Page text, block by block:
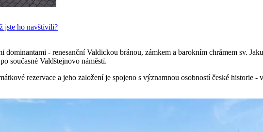
jste ho navštívili?
dominantami - renesanční Valdickou bránou, zámkem a barokním chrámem sv.
současné Valdštejnovo náměstí.
rezervace a jeho založení je spojeno s významnou osobností české